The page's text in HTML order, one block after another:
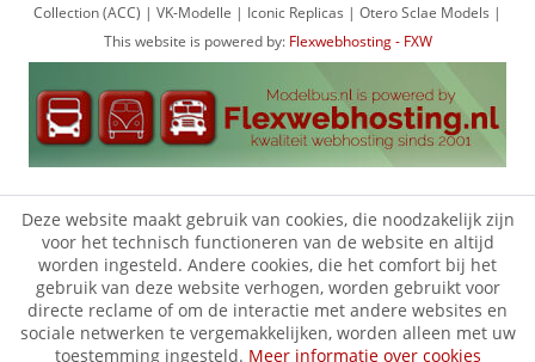
Collection (ACC) | VK-Modelle | Iconic Replicas | Otero Sclae Models |
This website is powered by: Flexwebhosting - FXW
Deze website maakt gebruik van cookies, die noodzakelijk zijn
voor het technisch functioneren van de website en altijd
worden ingesteld. Andere cookies, die het comfort bij het
gebruik van deze website verhogen, worden gebruikt voor
directe reclame of om de interactie met andere websites en
sociale netwerken te vergemakkelijken, worden alleen met uw
toestemming ingesteld. Meer informatie over cookies